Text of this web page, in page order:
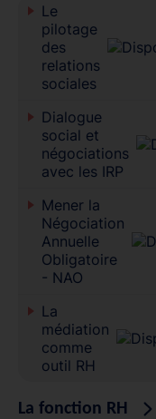
Le
pilotage
des
relations
sociales
Dialogue
social et
négociations
avec les IRP
Mener la
Négociation
Annuelle
Obligatoire
- NAO
La
médiation
comme
outil RH
La fonction RH